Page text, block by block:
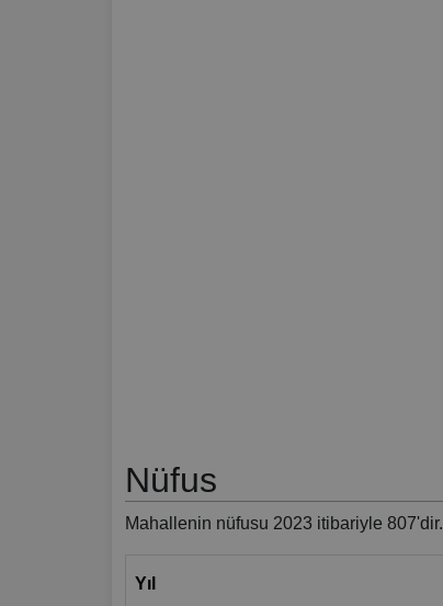
Nüfus
Mahallenin nüfusu 2023 itibariyle 807'dir.
Yıl